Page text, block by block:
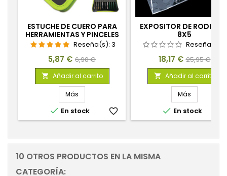
ESTUCHE DE CUERO PARA
HERRAMIENTAS Y PINCELES
Reseña(s): 3
Precio
5,87 € Precio
base
6,90 €
 Añadir al carrito
Más
 En stock favorite_border
EXPOSITOR DE
8X5
Reseña(s):
Precio
18,17 € Precio
base
25,95 €
 Añadir al carrito
Más
 En stock
10 OTROS PRODUCTOS EN LA MISMA
CATEGORÍA: